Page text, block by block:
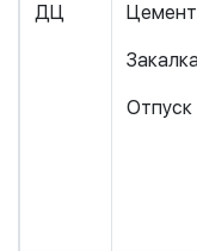
ДЦ
Закалка
Отпуск